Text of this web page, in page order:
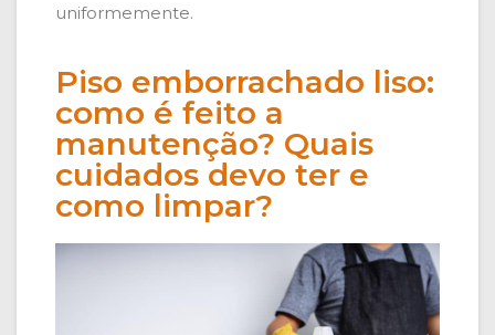
uniformemente.
Piso emborrachado liso:
como é feito a
manutenção? Quais
cuidados devo ter e
como limpar?